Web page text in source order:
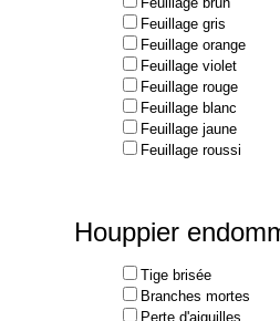
Feuillage gris
Feuillage orange
Feuillage violet
Feuillage rouge
Feuillage blanc
Feuillage jaune
Feuillage roussi
Houppier
Tige brisée
Branches mortes
Perte d'aiguilles